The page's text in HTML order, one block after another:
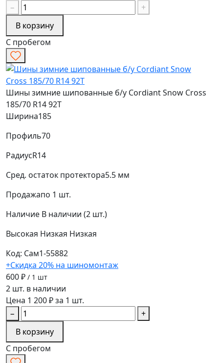
−
+
В корзину
С пробегом
Шины зимние шипованные б/у Cordiant Snow Cross
185/70 R14 92T
Ширина185
Профиль70
РадиусR14
Сред. остаток протектора5.5 мм
Продажапо 1 шт.
Наличие В наличии (2 шт.)
Высокая Низкая Низкая
Код: Сам1-55882
+Скидка 20% на шиномонтаж
600 ₽ / 1 шт
2 шт. в наличии
Цена 1 200 ₽ за 1 шт.
−
+
В корзину
С пробегом